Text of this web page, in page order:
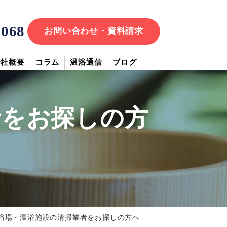
お問い合わせ・資料請求
概要 コラム 温浴通信 ブログ
お探しの方
場・温浴施設の清掃業者をお探しの方へ